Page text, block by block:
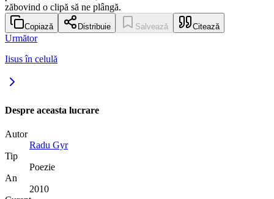
zăbovind o clipă să ne plângă.
Copiază Distribuie Salvează Citează
Următor
Iisus în celulă
Despre aceasta lucrare
Autor
Radu Gyr
Tip
Poezie
An
2010